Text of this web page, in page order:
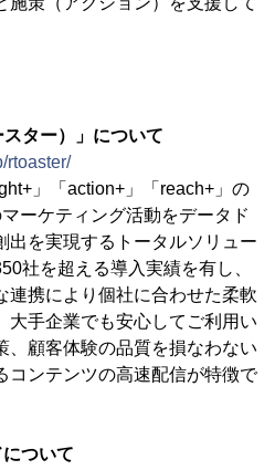
ター）」について
rtoaster/
」「action+」「reach+」の
ーケティング活動をデータド
出を実現するトータルソリュー
社を超える導入実績を有し、
連携により個社に合わせた柔軟
大手企業でも安心してご利用い
、顧客体験の品質を損なわない
コンテンツの高速配信が特徴で
ついて